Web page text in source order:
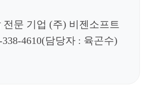
전문 기업 (주) 비젠소프트
338-4610(담당자 : 육곤수)